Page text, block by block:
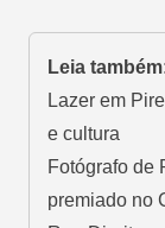
Leia
Lazer em
e cultura
Fotógrafo de
premiado no